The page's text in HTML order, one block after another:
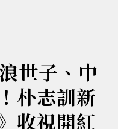
世子、中
朴志訓新
收視開紅